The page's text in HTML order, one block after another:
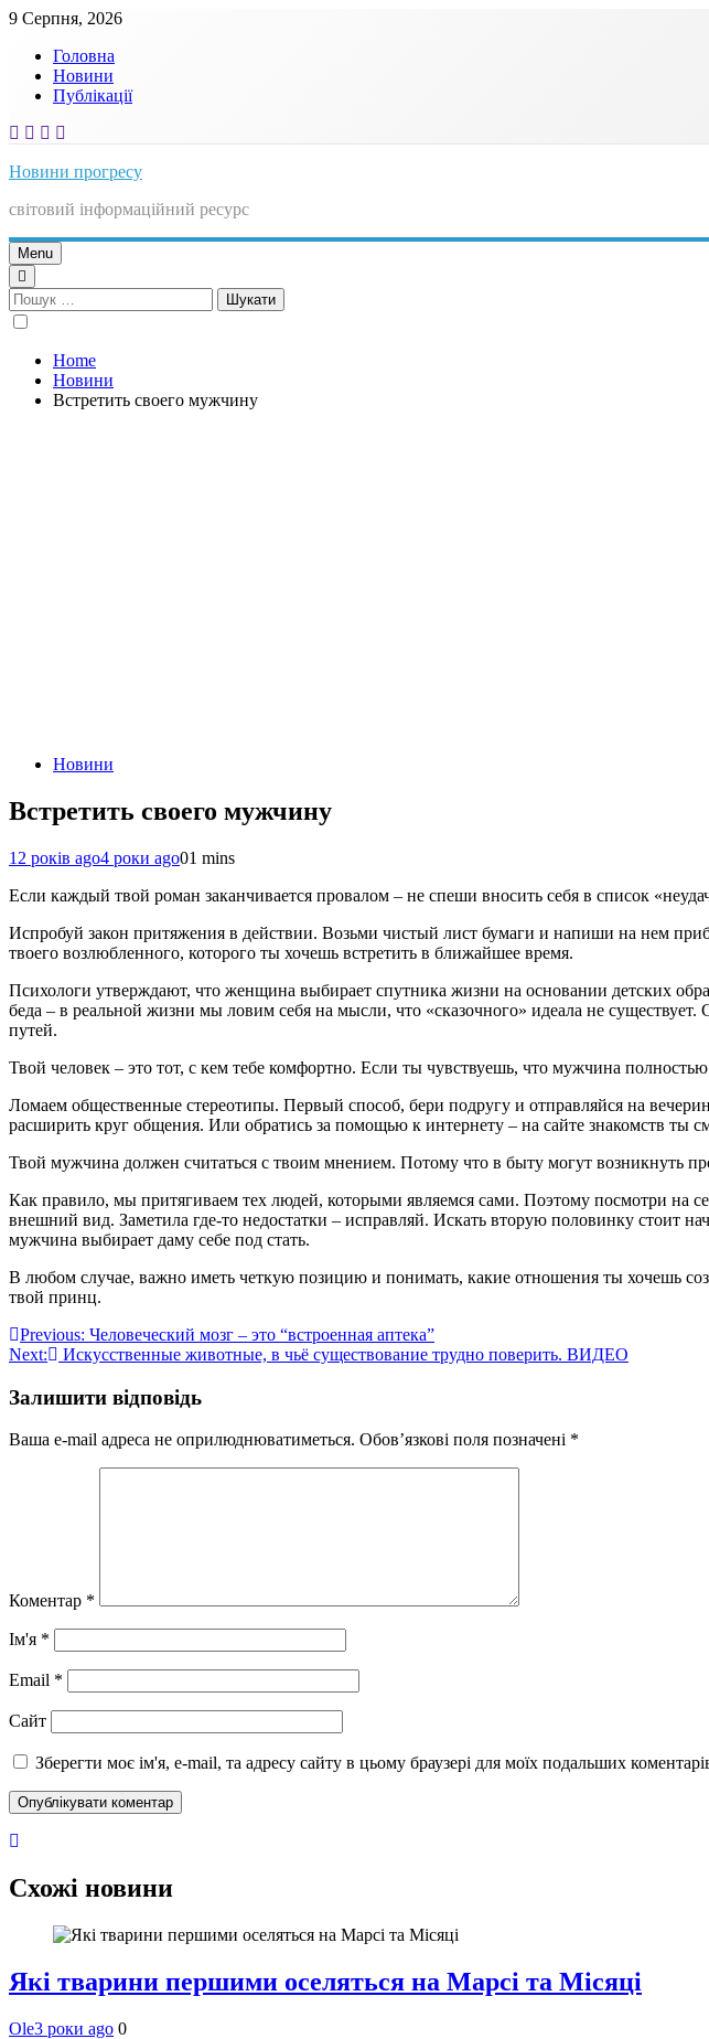
Skip
content
9 Серпня, 2026
Головна
Новини
Публікації
Новини прогресу
світовий інформаційний ресурс
Menu
Пошук:
Home
Новини
Встретить своего мужчину
Новини
Встретить своего мужчину
12 років ago4 роки ago01 mins
Если каждый твой роман заканчивается провалом – не спеши вносить себя в список
Испробуй закон притяжения в действии. Возьми чистый лист бумаги и напиши на нем
твоего возлюбленного, которого ты хочешь встретить в ближайшее время.
Психологи утверждают, что женщина выбирает спутника жизни на основании детских
беда – в реальной жизни мы ловим себя на мысли, что «сказочного» идеала не
путей.
Твой человек – это тот, с кем тебе комфортно. Если ты чувствуешь, что мужчина
Ломаем общественные стереотипы. Первый способ, бери подругу и отправляйся на
расширить круг общения. Или обратись за помощью к интернету – на сайте знакомств ты
Твой мужчина должен считаться с твоим мнением. Потому что в быту могут возникнуть
Как правило, мы притягиваем тех людей, которыми являемся сами. Поэтому посмотри на
внешний вид. Заметила где-то недостатки – исправляй. Искать вторую половинку
мужчина выбирает даму себе под стать.
В любом случае, важно иметь четкую позицию и понимать, какие отношения ты хочешь
твой принц.
Навігація
записів
Previous: Человеческий мозг – это “встроенная аптека”
Next:
Искусственные животные, в чьё существование трудно поверить. ВИДЕО
Залишити відповідь
Ваша e-mail адреса не оприлюднюватиметься. Обов’язкові поля позначені *
Коментар *
Ім'я *
Email *
Сайт
Зберегти моє ім'я, e-mail, та адресу сайту в цьому браузері для моїх подальших
Схожі новини
Які тварини першими оселяться на Марсі та Місяці
Ole3 роки ago 0